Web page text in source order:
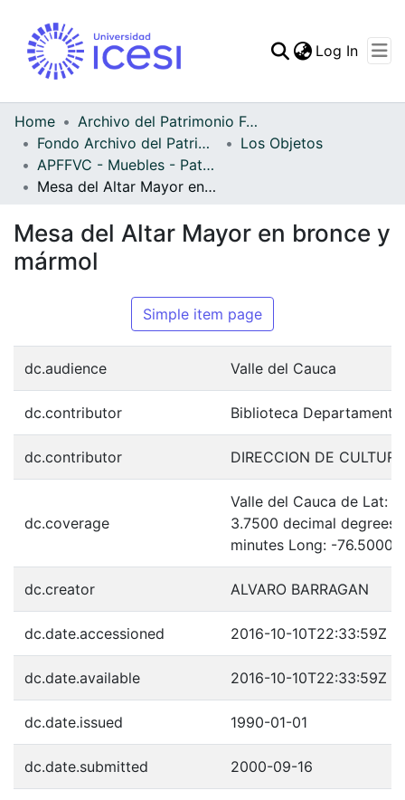
Statistics
Log In
Home
Archivo del Patrimonio Fotográfico y Fílmico del Valle del Cauca
Fondo Archivo del Patrimonio Fotográfico y Fílmico del Valle del Cauca
Los Objetos
APFFVC - Muebles - Patrimonial
Mesa del Altar Mayor en bronce y mármol
Mesa del Altar Mayor en bronce y
mármol
Simple item page
dc.audience Valle del Cauca
dc.contributor Biblioteca
dc.contributor DIRECCION DE
dc.coverage
Valle del Cauca de Lat:
3.7500 decimal degrees
minutes Long: -76.5000
dc.creator ALVARO BARRAGAN
dc.date.accessioned 2016-10-10T22:33:59Z
dc.date.available 2016-10-10T22:33:59Z
dc.date.issued 1990-01-01
dc.date.submitted 2000-09-16